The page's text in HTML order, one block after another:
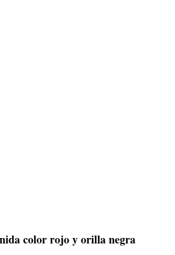
color rojo y orilla negra